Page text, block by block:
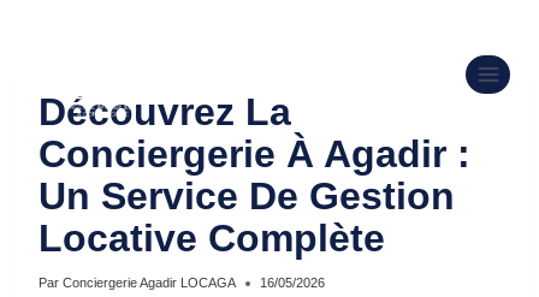
Découvrez La
Conciergerie À Agadir :
Un Service De Gestion
Locative Complète
Par Conciergerie Agadir LOCAGA 16/05/2026